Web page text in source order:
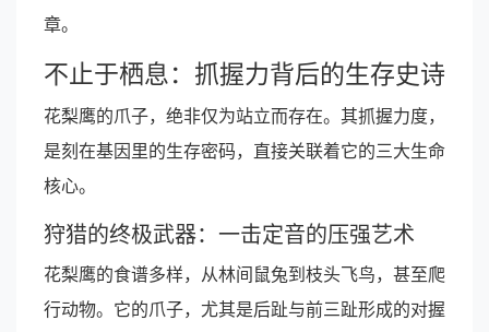
章。
不止于栖息：抓握力背后的生存史诗
花梨鹰的爪子，绝非仅为站立而存在。其抓握力度，
是刻在基因里的生存密码，直接关联着它的三大生命
核心。
狩猎的终极武器：一击定音的压强艺术
花梨鹰的食谱多样，从林间鼠兔到枝头飞鸟，甚至爬
行动物。它的爪子，尤其是后趾与前三趾形成的对握